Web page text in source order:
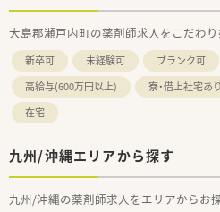
大島郡瀬戸内町の薬剤師求人をこだわ
新卒可 未経験可 ブランク可
高給与(600万円以上)
寮・借上社宅あり
在宅
九州/沖縄エリアから探す
九州/沖縄の薬剤師求人をエリアからお